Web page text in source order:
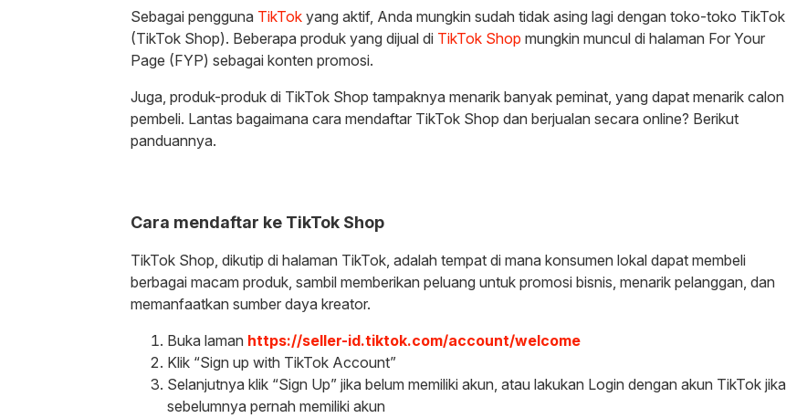
Sebagai pengguna TikTok yang aktif, Anda mungkin sudah tidak asing lagi dengan toko-toko TikTok
(TikTok Shop). Beberapa produk yang dijual di TikTok Shop mungkin muncul di halaman For Your
Page (FYP) sebagai konten promosi.
Juga, produk-produk di TikTok Shop tampaknya menarik banyak peminat, yang dapat menarik calon
pembeli. Lantas bagaimana cara mendaftar TikTok Shop dan berjualan secara online? Berikut
panduannya.
Cara mendaftar ke TikTok Shop
TikTok Shop, dikutip di halaman TikTok, adalah tempat di mana konsumen lokal dapat membeli
berbagai macam produk, sambil memberikan peluang untuk promosi bisnis, menarik pelanggan, dan
memanfaatkan sumber daya kreator.
Buka laman https://seller-id.tiktok.com/account/welcome
Klik “Sign up with TikTok Account”
Selanjutnya klik “Sign Up” jika belum memiliki akun, atau lakukan Login dengan akun TikTok jika
sebelumnya pernah memiliki akun